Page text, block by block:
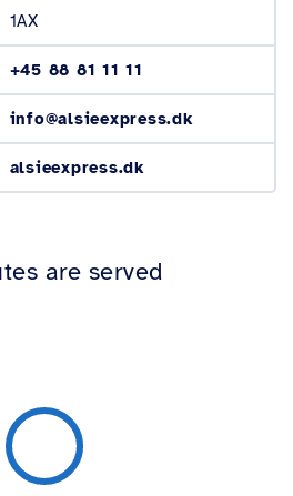
1AX
+45 88 81 11 11
info@alsieexpress.dk
alsieexpress.dk
are served